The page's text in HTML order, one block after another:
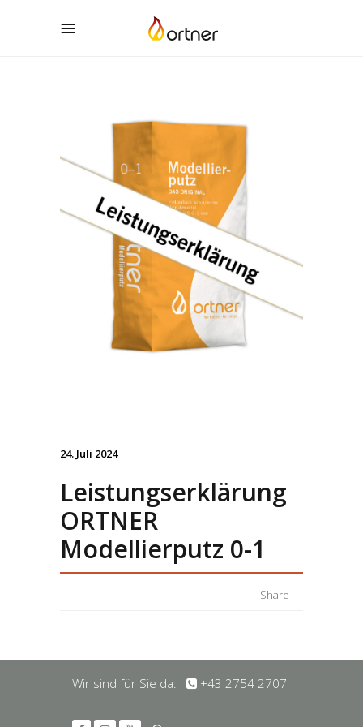
24. Juli 2024
Leistungserklärung
ORTNER
Modellierputz 0-1
Share
Wir sind für Sie da: +43 2754 2707